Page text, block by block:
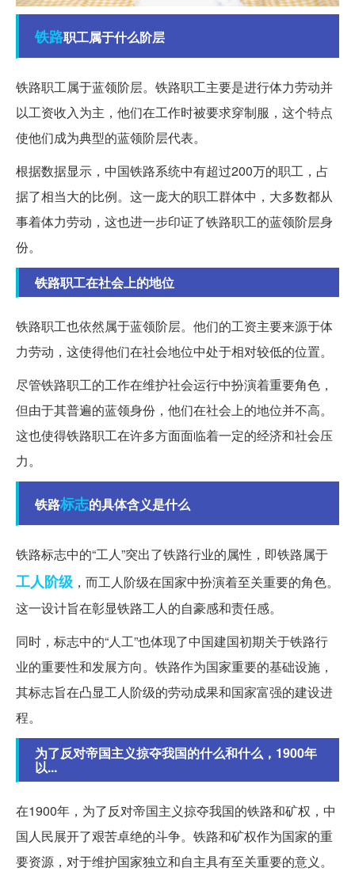
铁路职工属于什么阶层
铁路职工属于蓝领阶层。铁路职工主要是进行体力劳动并
以工资收入为主，他们在工作时被要求穿制服，这个特点
使他们成为典型的蓝领阶层代表。
根据数据显示，中国铁路系统中有超过200万的职工，占
据了相当大的比例。这一庞大的职工群体中，大多数都从
事着体力劳动，这也进一步印证了铁路职工的蓝领阶层身
份。
铁路职工在社会上的地位
铁路职工也依然属于蓝领阶层。他们的工资主要来源于体
力劳动，这使得他们在社会地位中处于相对较低的位置。
尽管铁路职工的工作在维护社会运行中扮演着重要角色，
但由于其普遍的蓝领身份，他们在社会上的地位并不高。
这也使得铁路职工在许多方面面临着一定的经济和社会压
力。
铁路标志的具体含义是什么
铁路标志中的“工人”突出了铁路行业的属性，即铁路属于
工人阶级 ，而工人阶级在国家中扮演着至关重要的角色。
这一设计旨在彰显铁路工人的自豪感和责任感。
同时，标志中的“人工”也体现了中国建国初期关于铁路行
业的重要性和发展方向。铁路作为国家重要的基础设施，
其标志旨在凸显工人阶级的劳动成果和国家富强的建设进
程。
为了反对帝国主义掠夺我国的什么和什么，1900年
以...
在1900年，为了反对帝国主义掠夺我国的铁路和矿权，中
国人民展开了艰苦卓绝的斗争。铁路和矿权作为国家的重
要资源，对于维护国家独立和自主具有至关重要的意义。